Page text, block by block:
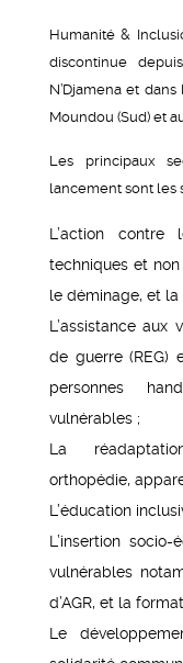
Humanité &
discontinue
N’Djamena et
Moundou (Sud) et
Les principaux
lancement sont les
L’action
techniques et non
le déminage, et
L’assistance aux
de guerre (REG)
personnes
vulnérables ;
La
orthopédie,
L’éducation
L’insertion
vulnérables
d’AGR, et la
Le